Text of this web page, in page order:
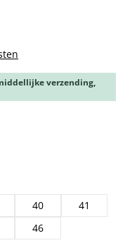
verzending,
40
41
46